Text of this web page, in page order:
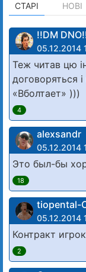
СТАРІ НОВІ
!!DM
05.12.2014
Теж читав цю
договоряться
«Вболтает» )))
4
alexsandr
05.12.2014
Это был-бы
18
tiopental-
05.12.2014
Контракт
2